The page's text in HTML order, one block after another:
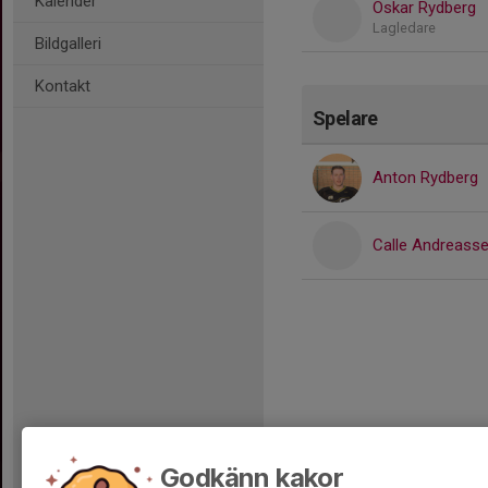
Bildgalleri
Kontakt
Oskar Rydberg
Lagledare
Spelare
Anton Rydberg
Calle
Godkänn kakor